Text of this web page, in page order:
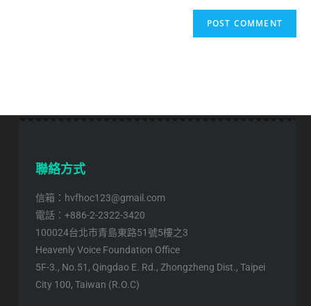
聯絡方式
信箱：hvfhoc123@gmail.com
電話：+886-2-2322-3420
100024台北市青島東路51號5樓之3
Heavenly Voice Foundation Office
5F-3., No.51, Qingdao E. Rd., Zhongzheng Dist., Taipei
City 100, Taiwan (R.O.C)